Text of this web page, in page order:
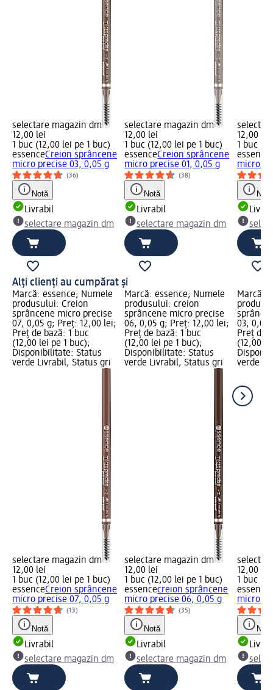
selectare magazin dm
12,00 lei
1 buc (12,00 lei pe 1 buc)
essenceCreion sprâncene
micro precise 03, 0,05 g
(36)
Notă
Livrabil
selectare magazin dm
selectare magazin dm
12,00 lei
1 buc (12,00 lei pe 1 buc)
essenceCreion sprâncene
micro precise 01, 0,05 g
(38)
Notă
Livrabil
selectare magazin dm
12,00 lei
1 buc
essence
micro
Notă
Alți clienți au cumpărat și
Marcă: essence; Numele
produsului: Creion
sprâncene micro precise
07, 0,05 g; Preț: 12,00 lei;
Preț de bază: 1 buc
(12,00 lei pe 1 buc);
Disponibilitate: Status
verde Livrabil, Status gri
selectare magazin dm
12,00 lei
1 buc (12,00 lei pe 1 buc)
essenceCreion sprâncene
micro precise 07, 0,05 g
(13)
Notă
Livrabil
selectare magazin dm
Marcă: essence; Numele
produsului: creion
sprâncene micro precise
06, 0,05 g; Preț: 12,00 lei;
Preț de bază: 1 buc
(12,00 lei pe 1 buc);
Disponibilitate: Status
verde Livrabil, Status gri
selectare magazin dm
12,00 lei
1 buc (12,00 lei pe 1 buc)
essencecreion sprâncene
micro precise 06, 0,05 g
(35)
Notă
Livrabil
selectare magazin dm
Marcă:
03, 0,05
Preț de
(12,00
verde
12,00 lei
1 buc
essence
micro
Notă